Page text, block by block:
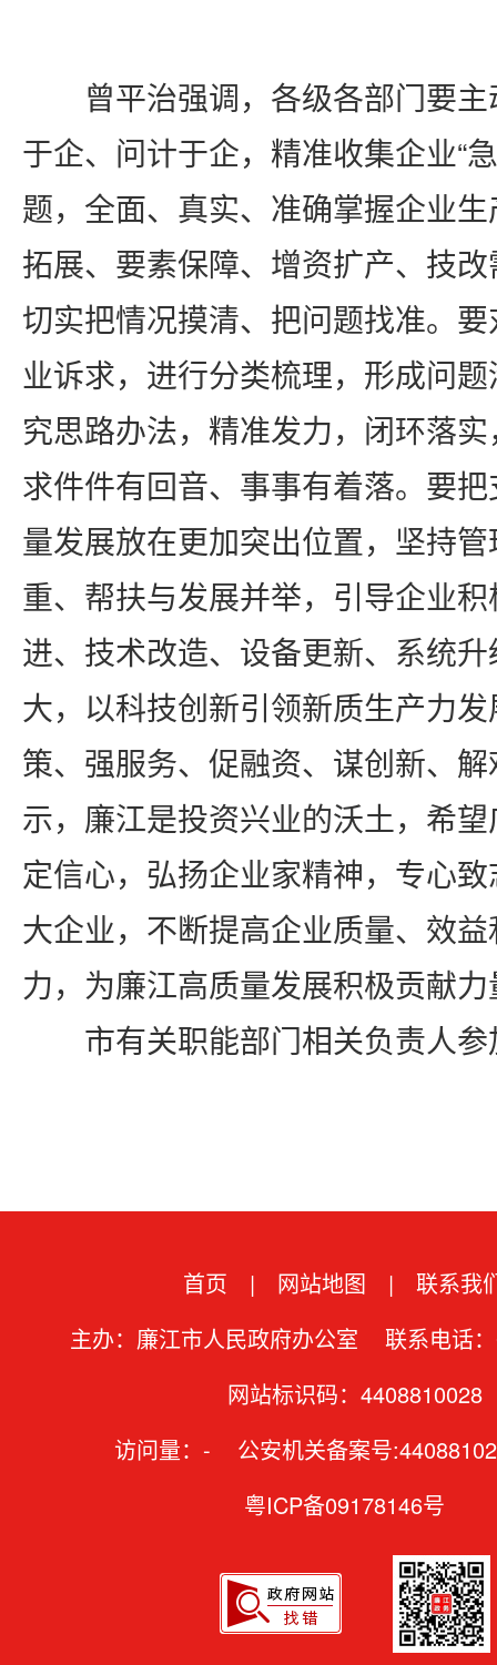
曾平治强调，各级各部门要主
于企、问计于企，精准收集企业“
题，全面、真实、准确掌握企业
拓展、要素保障、增资扩产、技
切实把情况摸清、把问题找准。
业诉求，进行分类梳理，形成问
究思路办法，精准发力，闭环落
求件件有回音、事事有着落。要
量发展放在更加突出位置，坚持
重、帮扶与发展并举，引导企业
进、技术改造、设备更新、系统
大，以科技创新引领新质生产力
策、强服务、促融资、谋创新、
示，廉江是投资兴业的沃土，希
定信心，弘扬企业家精神，专心
大企业，不断提高企业质量、效
力，为廉江高质量发展积极贡献
市有关职能部门相关负责人参
首页 | 网站地图 |
联系我
主办：廉江市人民政府办公室 联系电话
网站标识码：4408810028
访问量： - 公安机关备案号
粤ICP备09178146号